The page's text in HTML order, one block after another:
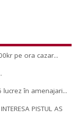
pe ora cazar...
în amenajari...
PISTUL AS